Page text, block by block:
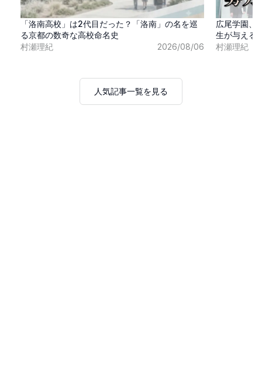
「洛南高校」は2代目だった？「洛南」の名を巡
る京都の数奇な高校命名史
村瀬理紀
2026/08/06
広尾学園、
生が与える
村瀬理紀
人気記事一覧を見る